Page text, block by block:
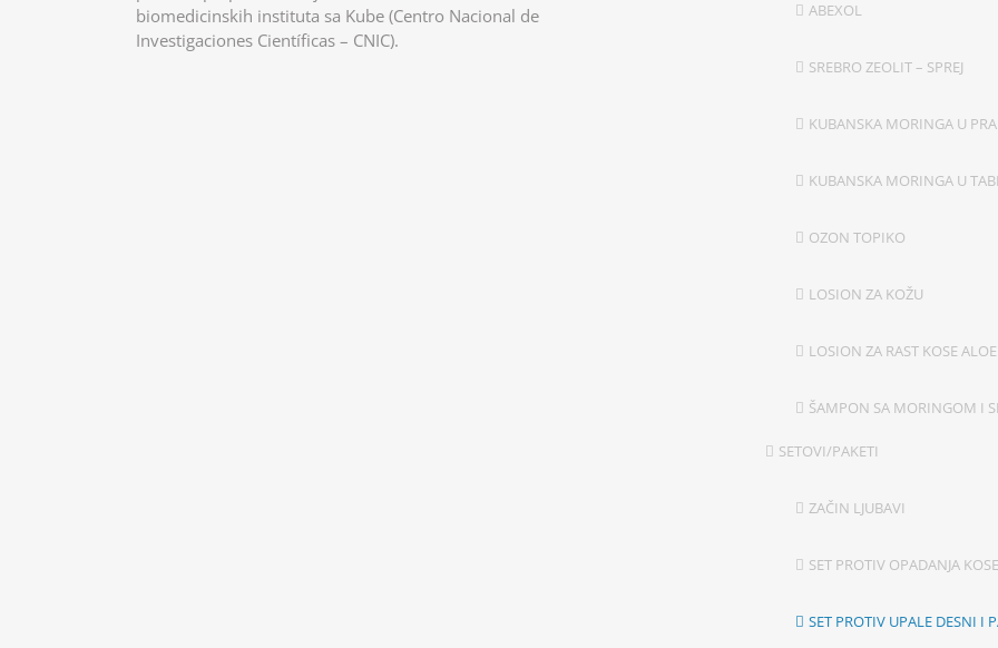
biomedicinskih instituta sa Kube (Centro Nacional de
Investigaciones Científicas – CNIC).
ABEXOL
SREBRO ZEOLIT – SPREJ
KUBANSKA MORINGA U
KUBANSKA MORINGA U
OZON TOPIKO
LOSION ZA KOŽU
LOSION ZA RAST KOSE
ŠAMPON SA MORINGOM I
SETOVI/PAKETI
ZAČIN LJUBAVI
SET PROTIV OPADANJA KOSE
SET PROTIV UPALE DESNI I